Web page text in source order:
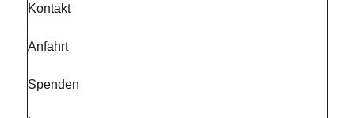
Kontakt
Anfahrt
Spenden